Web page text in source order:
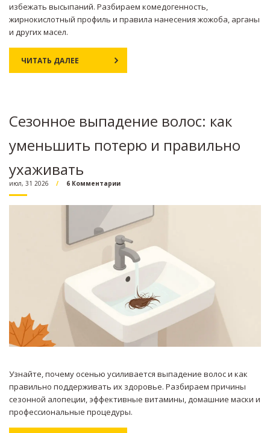
избежать высыпаний. Разбираем комедогенность,
жирнокислотный профиль и правила нанесения жожоба, арганы
и других масел.
ЧИТАТЬ ДАЛЕЕ
Сезонное выпадение волос: как
уменьшить потерю и правильно
ухаживать
июл, 31 2026 6 Комментарии
Узнайте, почему осенью усиливается выпадение волос и как
правильно поддерживать их здоровье. Разбираем причины
сезонной алопеции, эффективные витамины, домашние маски и
профессиональные процедуры.